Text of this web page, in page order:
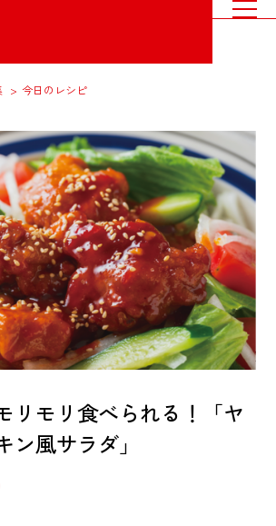
今日のレシピ
リモリ食べられる！「ヤ
ン風サラダ」